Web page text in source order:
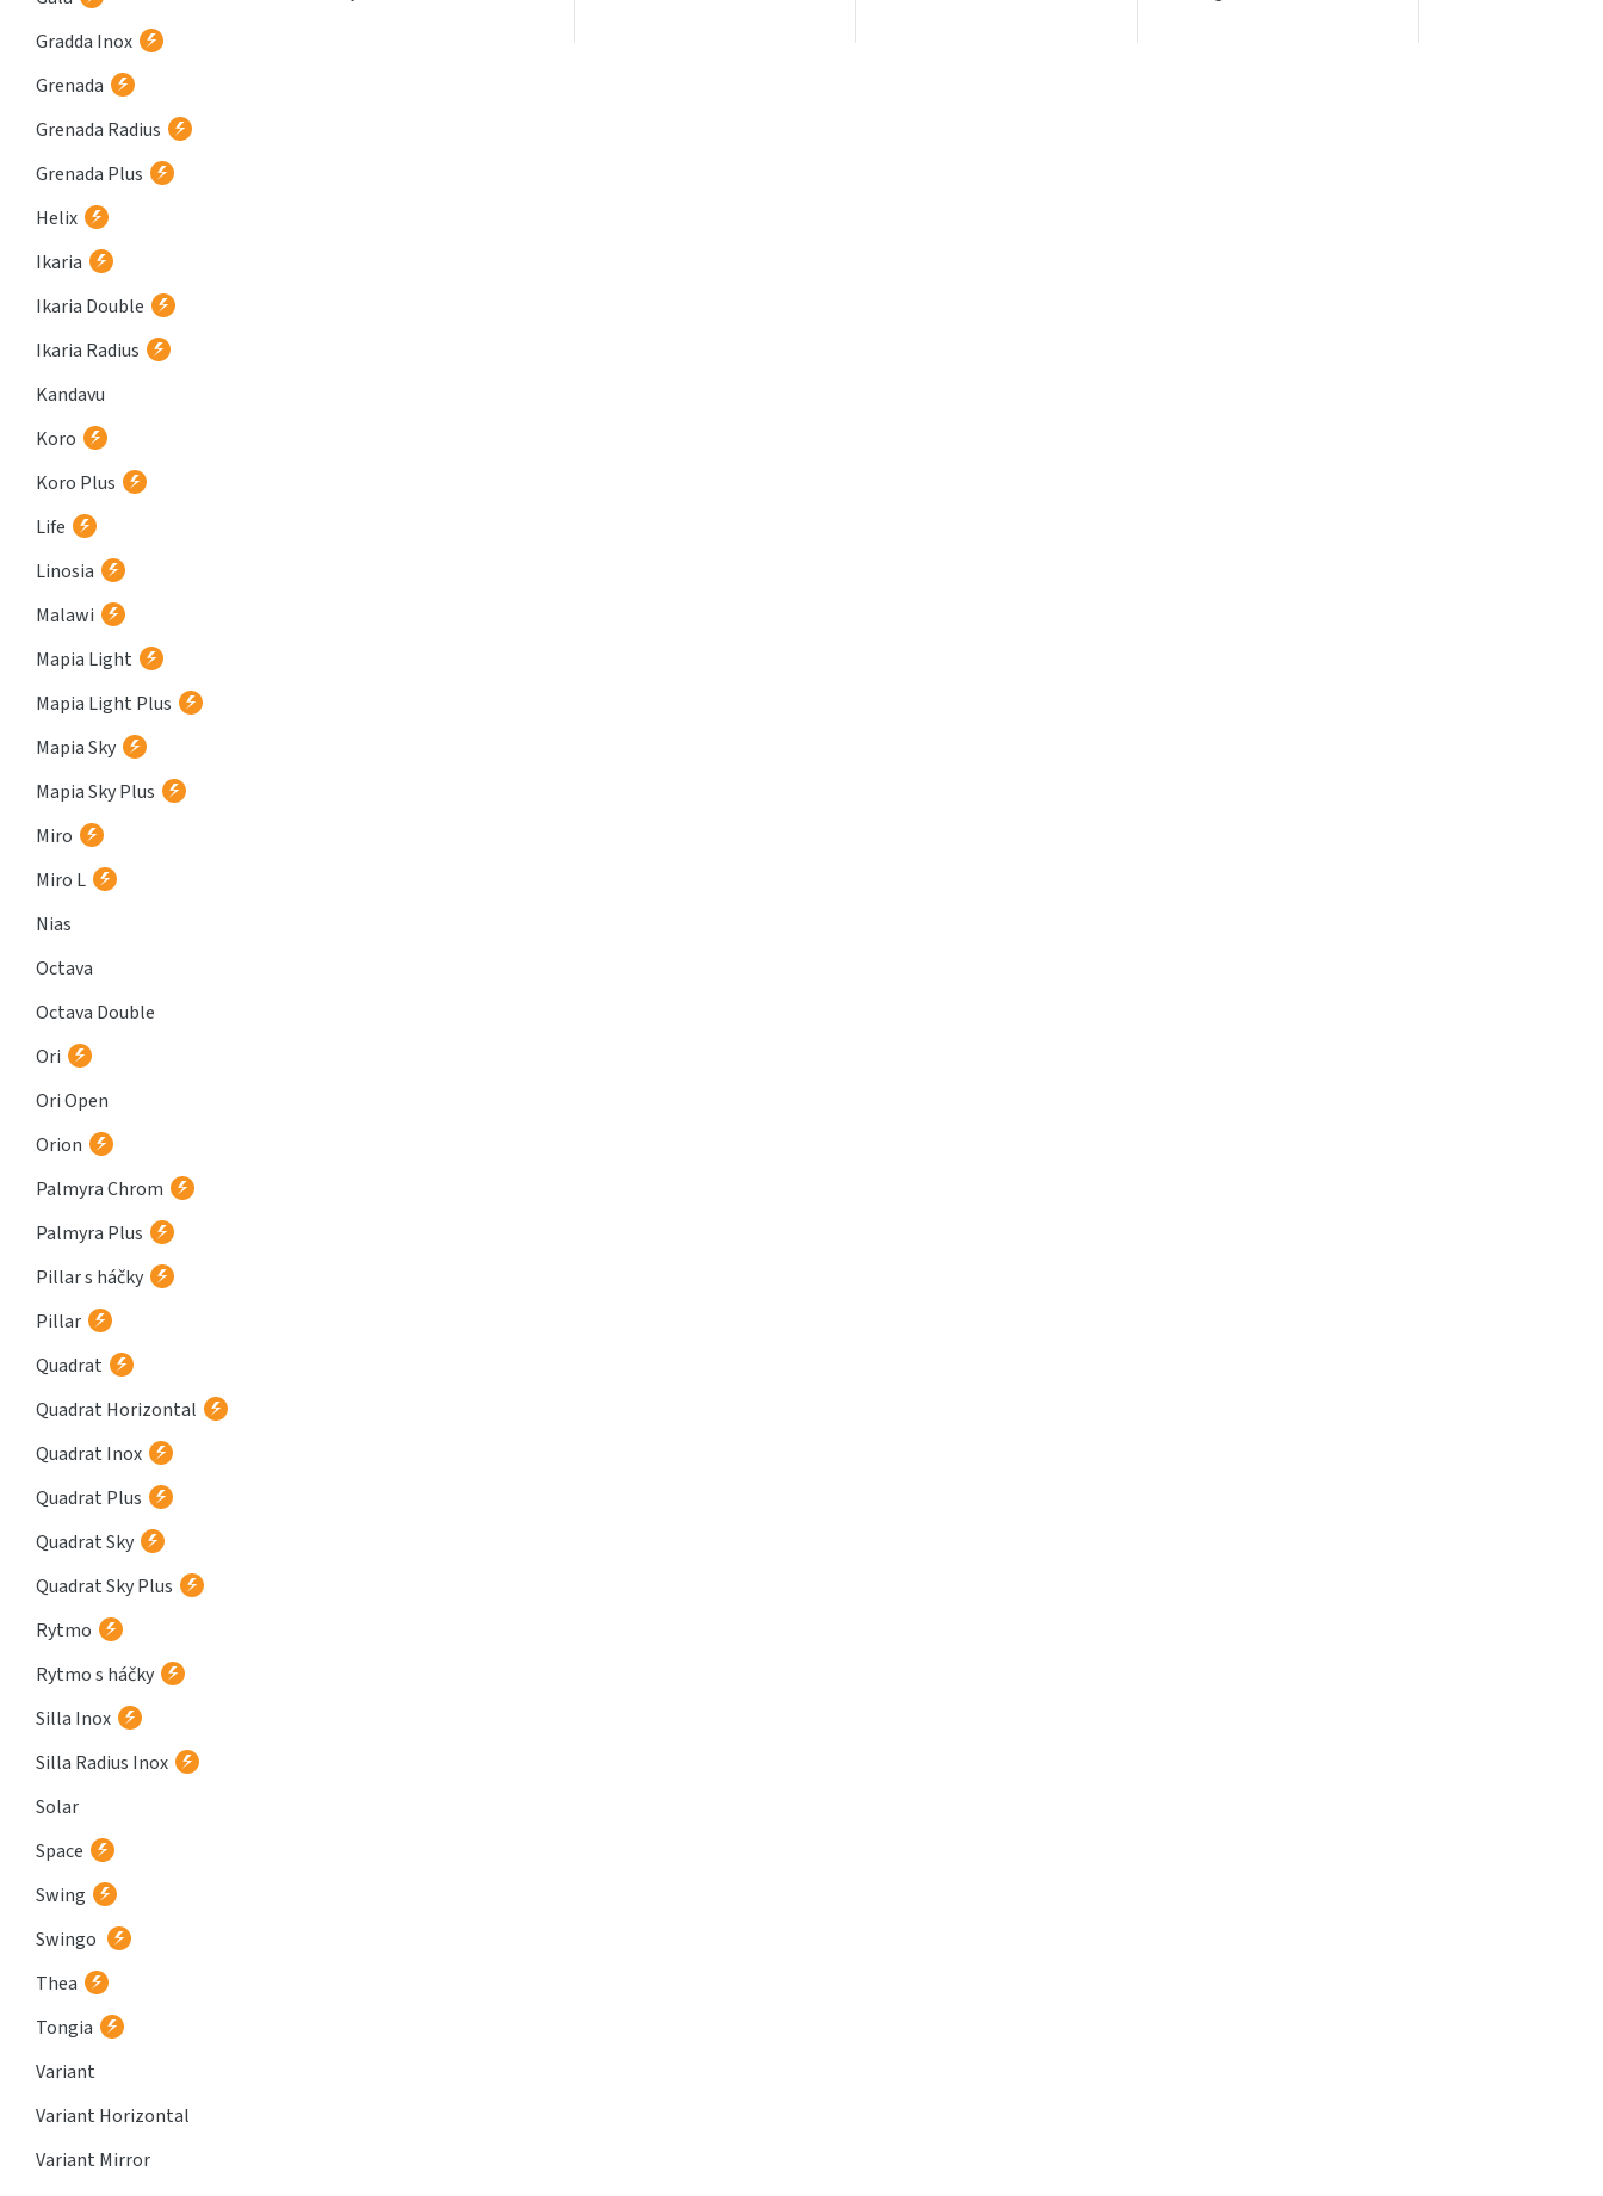
Gradda Inox
Grenada
Grenada Radius
Grenada Plus
Helix
Ikaria
Ikaria Double
Ikaria Radius
Kandavu
Koro
Koro Plus
Life
Linosia
Malawi
Mapia Light
Mapia Light Plus
Mapia Sky
Mapia Sky Plus
Miro
Miro L
Nias
Octava
Octava Double
Ori
Ori Open
Orion
Palmyra Chrom
Palmyra Plus
Pillar s háčky
Pillar
Quadrat
Quadrat Horizontal
Quadrat Inox
Quadrat Plus
Quadrat Sky
Quadrat Sky Plus
Rytmo
Rytmo s háčky
Silla Inox
Silla Radius Inox
Solar
Space
Swing
Swingo
Thea
Tongia
Variant
Variant Horizontal
Variant Mirror